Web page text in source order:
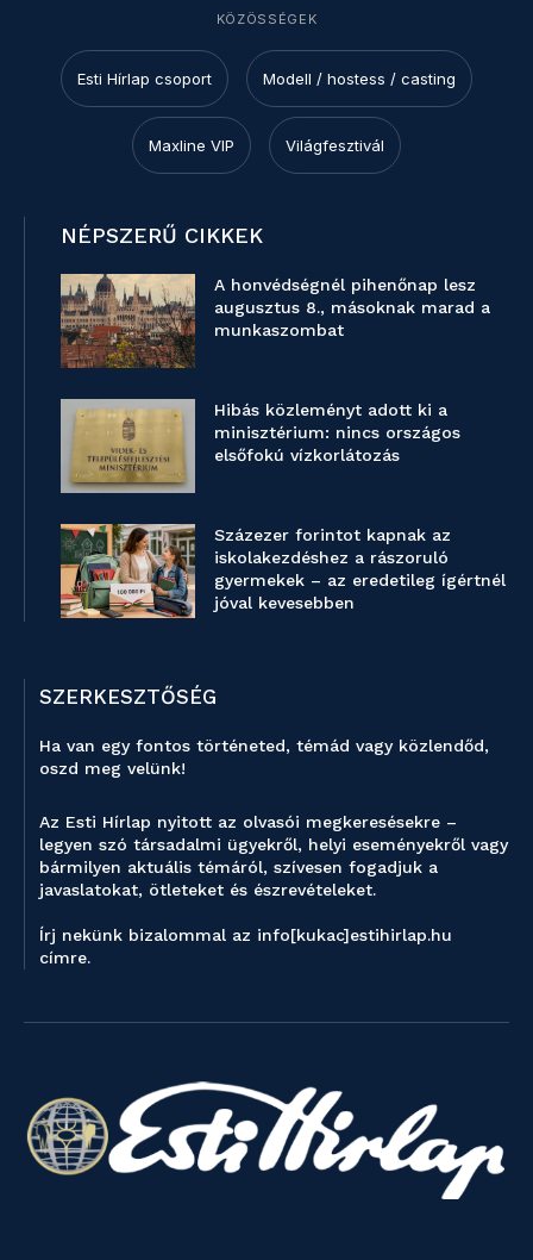
KÖZÖSSÉGEK
Esti Hírlap csoport Modell / hostess / casting
Maxline VIP Világfesztivál
NÉPSZERŰ CIKKEK
A honvédségnél pihenőnap lesz
augusztus 8., másoknak marad a
munkaszombat
Hibás közleményt adott ki a
minisztérium: nincs országos
elsőfokú vízkorlátozás
Százezer forintot kapnak az
iskolakezdéshez a rászoruló
gyermekek – az eredetileg ígértnél
jóval kevesebben
SZERKESZTŐSÉG
Ha van egy fontos történeted, témád vagy közlendőd,
oszd meg velünk!
Az Esti Hírlap nyitott az olvasói megkeresésekre –
legyen szó társadalmi ügyekről, helyi eseményekről vagy
bármilyen aktuális témáról, szívesen fogadjuk a
javaslatokat, ötleteket és észrevételeket.
Írj nekünk bizalommal az info[kukac]estihirlap.hu
címre.